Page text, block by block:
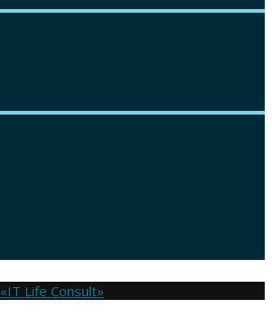
«IT Life Consult»